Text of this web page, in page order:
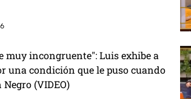
muy incongruente": Luis exhibe a
una condición que le puso cuando
(VIDEO)